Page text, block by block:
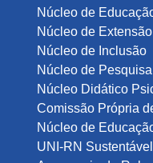
Núcleo de
Núcleo de Extensão
Núcleo de Inclusão
Núcleo de Pesquisa
Núcleo Didático
Comissão Própria
Núcleo de
UNI-RN Sustentável